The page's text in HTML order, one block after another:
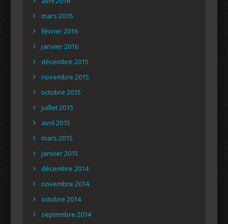
mars 2016
février 2016
janvier 2016
décembre 2015
novembre 2015
octobre 2015
juillet 2015
avril 2015
mars 2015
janvier 2015
décembre 2014
novembre 2014
octobre 2014
septembre 2014